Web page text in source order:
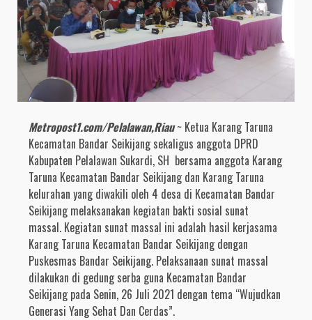
Metropost1.com/Pelalawan,Riau~ Ketua Karang Taruna
Kecamatan Bandar Seikijang sekaligus anggota DPRD
Kabupaten Pelalawan Sukardi, SH bersama anggota Karang
Taruna Kecamatan Bandar Seikijang dan Karang Taruna
kelurahan yang diwakili oleh 4 desa di Kecamatan Bandar
Seikijang melaksanakan kegiatan bakti sosial sunat
massal. Kegiatan sunat massal ini adalah hasil kerjasama
Karang Taruna Kecamatan Bandar Seikijang dengan
Puskesmas Bandar Seikijang. Pelaksanaan sunat massal
dilakukan di gedung serba guna Kecamatan Bandar
Seikijang pada Senin, 26 Juli 2021 dengan tema “Wujudkan
Generasi Yang Sehat Dan Cerdas”.